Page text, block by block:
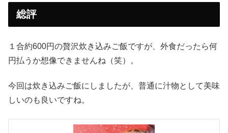
総評
１合約600円の贅沢炊き込みご飯ですが、外食だったら何
円払うか想像できませんね（笑）。
今回は炊き込みご飯にしましたが、普通に汁物として美味
しいのも良いですね。